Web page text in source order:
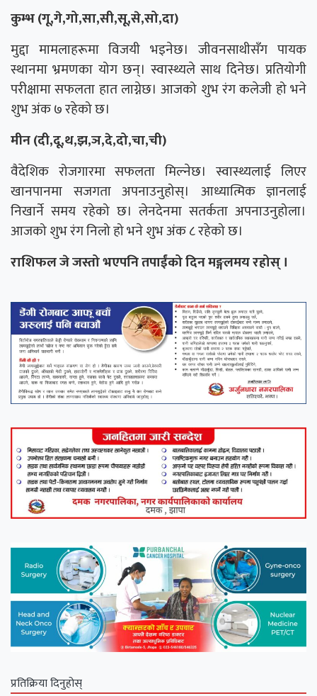
कुम्भ (गू,गे,गो,सा,सी,सू,से,सो,दा)
मुद्दा मामलाहरूमा विजयी भइनेछ। जीवनसाथीसँग पायक
स्थानमा भ्रमणका योग छन्। स्वास्थ्यले साथ दिनेछ। प्रतियोगी
परीक्षामा सफलता हात लाग्नेछ। आजको शुभ रंग कलेजी हो भने
शुभ अंक ७ रहेको छ।
मीन (दी,दू,थ,झ,ञ,दे,दो,चा,ची)
वैदेशिक रोजगारमा सफलता मिल्नेछ। स्वास्थ्यलाई लिएर
खानपानमा सजगता अपनाउनुहोस्। आध्यात्मिक ज्ञानलाई
निखार्ने समय रहेको छ। लेनदेनमा सतर्कता अपनाउनुहोला।
आजको शुभ रंग निलो हो भने शुभ अंक ८ रहेको छ।
राशिफल जे जस्तो भएपनि तपाईंको दिन मङ्गलमय रहोस् ।
प्रतिक्रिया दिनुहोस्